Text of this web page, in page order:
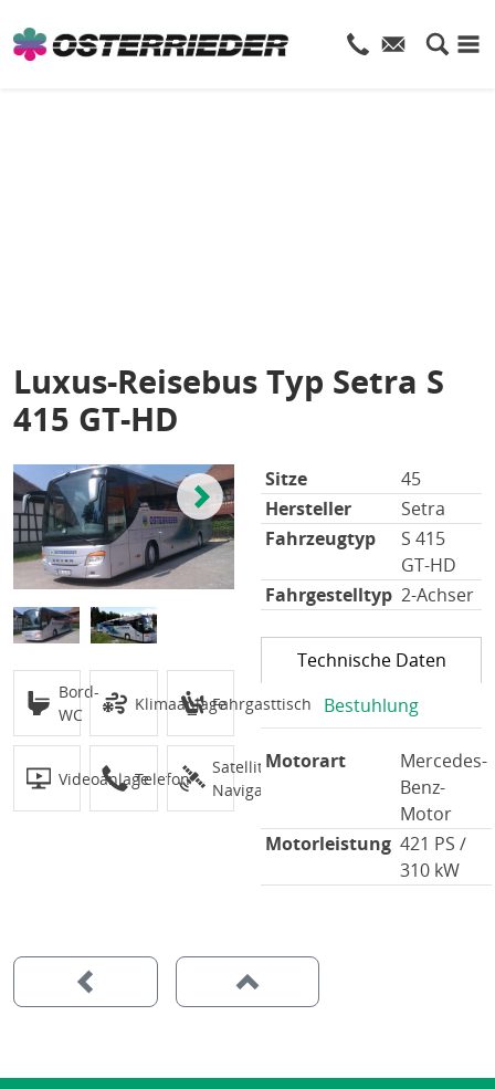
Luxus-Reisebus Typ Setra S
415 GT-HD
Bord-
WC
KlimaanlageFahrgasttisch
VideoanlageTelefon
Satelliten-
Navigation
Sitze
45
Hersteller
Setra
Fahrzeugtyp
S 415
GT-HD
Fahrgestelltyp 2-Achser
Technische Daten
Bestuhlung
Motorart
Mercedes-
Benz-
Motor
Motorleistung 421 PS /
310 kW